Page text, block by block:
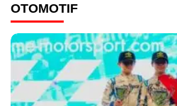
OTOMOTIF